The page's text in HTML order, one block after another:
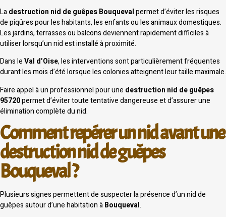
Ladestruction nid de guêpes Bouquevalpermet d’éviter les risques
de piqûres pour les habitants, les enfants ou les animaux domestiques.
Les jardins, terrasses ou balcons deviennent rapidement difficiles à
utiliser lorsqu’un nid est installé à proximité.
Dans leVal d’Oise, les interventions sont particulièrement fréquentes
durant les mois d’été lorsque les colonies atteignent leur taille maximale.
Faire appel à un professionnel pour une destruction nid de guêpes
95720permet d’éviter toute tentative dangereuse et d’assurer une
élimination complète du nid.
Comment repérer un nid avant une
destruction nid de guêpes
Bouqueval ?
Plusieurs signes permettent de suspecter la présence d’un nid de
guêpes autour d’une habitation àBouqueval.